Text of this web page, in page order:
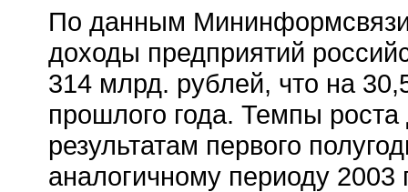
По данным
доходы предприятий
314 млрд. рублей, что на
прошлого года. Темпы
результатам первого
аналогичному периоду 2003